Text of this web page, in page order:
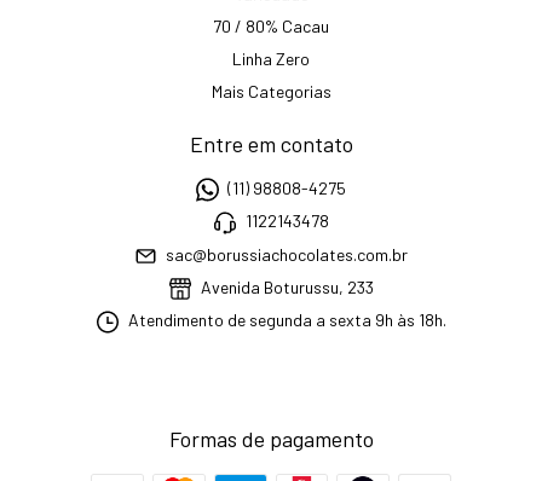
70 / 80% Cacau
Linha Zero
Mais Categorias
Entre em contato
(11) 98808-4275
1122143478
sac@borussiachocolates.com.br
Avenida Boturussu, 233
Atendimento de segunda a sexta 9h às 18h.
Formas de pagamento